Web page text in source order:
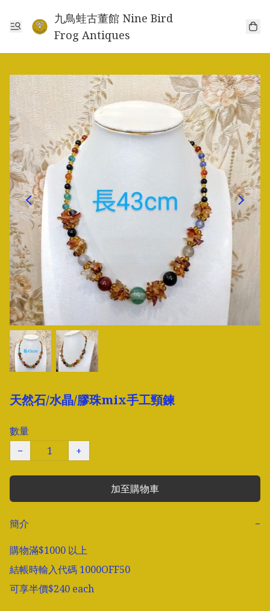
九鳥蛙古董館 Nine Bird
Frog Antiques
天然石/水晶/膠珠mix手工頸鍊
數量
−
+
加至購物車
簡介
−
購物滿$1000 以上
結帳時輸入代碼 1000OFF50
可享半價$240 each